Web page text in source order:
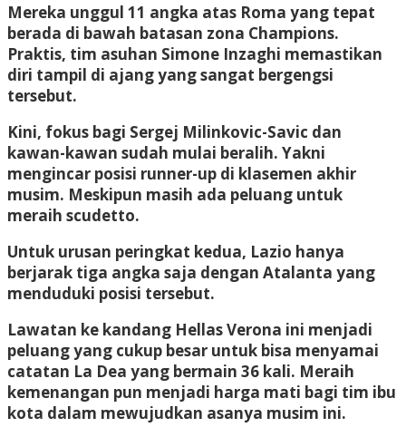
Mereka unggul 11 angka atas Roma yang tepat
berada di bawah batasan zona Champions.
Praktis, tim asuhan Simone Inzaghi memastikan
diri tampil di ajang yang sangat bergengsi
tersebut.
Kini, fokus bagi Sergej Milinkovic-Savic dan
kawan-kawan sudah mulai beralih. Yakni
mengincar posisi runner-up di klasemen akhir
musim. Meskipun masih ada peluang untuk
meraih scudetto.
Untuk urusan peringkat kedua, Lazio hanya
berjarak tiga angka saja dengan Atalanta yang
menduduki posisi tersebut.
Lawatan ke kandang Hellas Verona ini menjadi
peluang yang cukup besar untuk bisa menyamai
catatan La Dea yang bermain 36 kali. Meraih
kemenangan pun menjadi harga mati bagi tim ibu
kota dalam mewujudkan asanya musim ini.